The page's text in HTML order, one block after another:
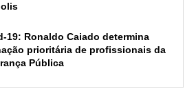
19: Ronaldo Caiado determina
prioritária de profissionais da
Pública